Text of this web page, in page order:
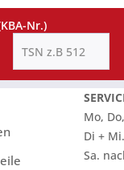
Nr.)
Mo,
Di +
Sa.